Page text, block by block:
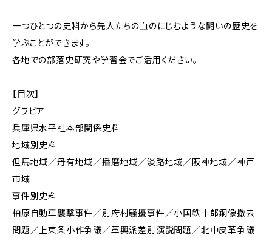
一つひとつの史料から先人たちの血のにじむような闘いの歴史を
学ぶことができます。
各地での部落史研究や学習会でご活用ください。
【目次】
グラビア
兵庫県水平社本部関係史料
地域別史料
但馬地域／丹有地域／播磨地域／淡路地域／阪神地域／神戸
市域
事件別史料
柏原自動車襲撃事件／別府村騒擾事件／小国鉄十郎銅像撤去
問題／上東条小作争議／革興派差別演説問題／北中皮革争議